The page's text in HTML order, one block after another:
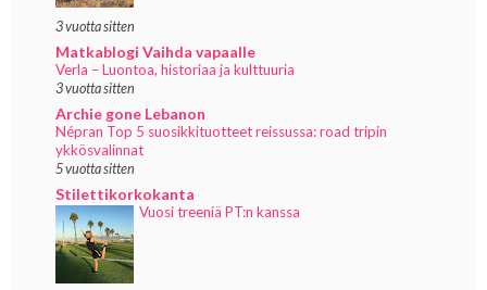
3 vuotta sitten
Matkablogi Vaihda vapaalle
Verla – Luontoa, historiaa ja kulttuuria
3 vuotta sitten
Archie gone Lebanon
Népran Top 5 suosikkituotteet reissussa: road tripin
ykkösvalinnat
5 vuotta sitten
Stilettikorkokanta
Vuosi treeniä PT:n kanssa